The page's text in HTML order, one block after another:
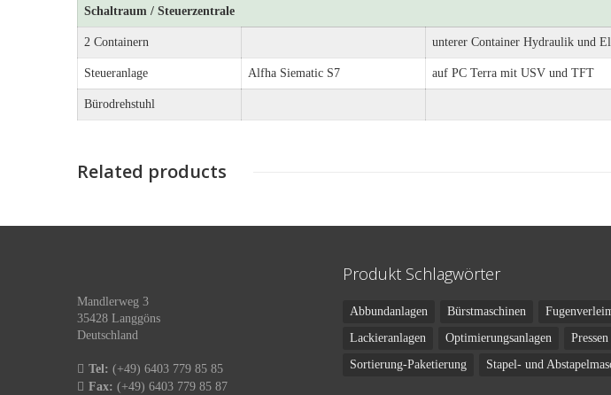
Schaltraum / Steuerzentrale
2 Containern unterer Container Hydraulik und
Steueranlage Alfha Siematic S7 auf PC Terra mit USV und TFT
Bürodrehstuhl
Related products
Mandlerweg 3
35428 Langgöns
Deutschland
Tel: (+49) 6403 779 85 85
Fax: (+49) 6403 779 85 87
Produkt Schlagwörter
Abbundanlagen Bürstmaschinen
Lackieranlagen
Optimierungsanlagen Pressen
Sortierung-Paketierung
Stapel- und